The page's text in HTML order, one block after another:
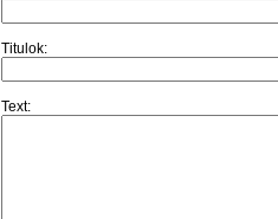
Titulok:
Text: